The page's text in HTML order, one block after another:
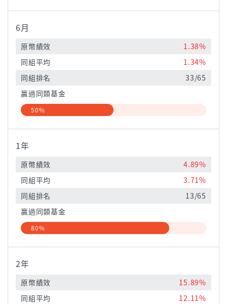
6月
原幣績效
1.38%
同組平均
1.34%
同組排名
33/65
贏過同類基金
50%
1年
原幣績效
4.89%
同組平均
3.71%
同組排名
13/65
贏過同類基金
80%
2年
原幣績效
15.89%
同組平均
12.11%